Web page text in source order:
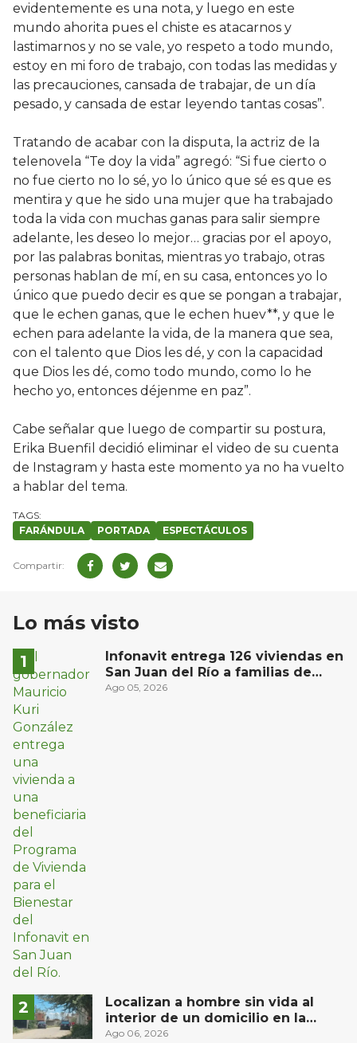
evidentemente es una nota, y luego en este
mundo ahorita pues el chiste es atacarnos y
lastimarnos y no se vale, yo respeto a todo mundo,
estoy en mi foro de trabajo, con todas las medidas y
las precauciones, cansada de trabajar, de un día
pesado, y cansada de estar leyendo tantas cosas”.
Tratando de acabar con la disputa, la actriz de la
telenovela “Te doy la vida” agregó: “Si fue cierto o
no fue cierto no lo sé, yo lo único que sé es que es
mentira y que he sido una mujer que ha trabajado
toda la vida con muchas ganas para salir siempre
adelante, les deseo lo mejor… gracias por el apoyo,
por las palabras bonitas, mientras yo trabajo, otras
personas hablan de mí, en su casa, entonces yo lo
único que puedo decir es que se pongan a trabajar,
que le echen ganas, que le echen huev**, y que le
echen para adelante la vida, de la manera que sea,
con el talento que Dios les dé, y con la capacidad
que Dios les dé, como todo mundo, como lo he
hecho yo, entonces déjenme en paz”.
Cabe señalar que luego de compartir su postura,
Erika Buenfil decidió eliminar el video de su cuenta
de Instagram y hasta este momento ya no ha vuelto
a hablar del tema.
FARÁNDULA PORTADA ESPECTÁCULOS
Lo más visto
Infonavit entrega 126 viviendas en
San Juan del Río a familias de
bajos ingresos
Ago 05, 2026
Localizan a hombre sin vida al
interior de un domicilio en la
comunidad El Rodeo, San Juan del
Ago 06, 2026